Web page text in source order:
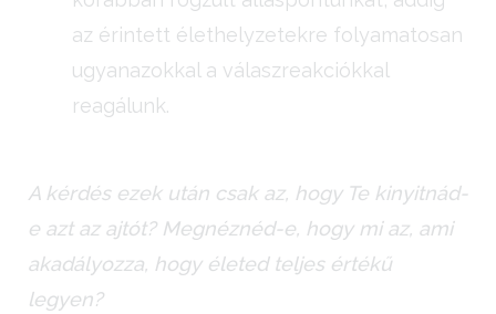
az érintett élethelyzetekre folyamatosan
ugyanazokkal a válaszreakciókkal
reagálunk.
A kérdés ezek után csak az, hogy Te kinyitnád-
e azt az ajtót? Megnéznéd-e, hogy mi az, ami
akadályozza, hogy életed teljes értékű
legyen?